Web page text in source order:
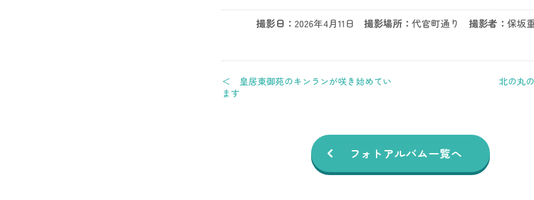
撮影日： 2026年4月11日 撮影場所： 代官町通り 撮影者： 保坂
＜ 皇居東御苑のキンランが咲き始めてい
ます
北の丸
フォトアルバム一覧へ